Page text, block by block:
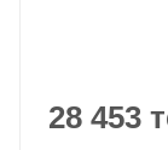
28 453